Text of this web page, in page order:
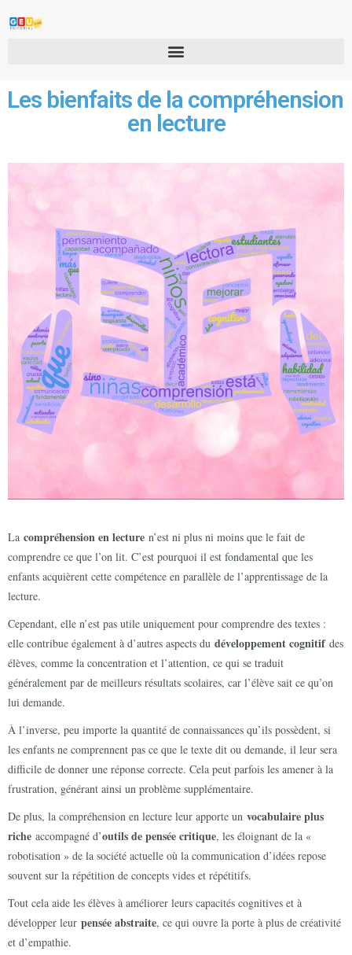
Les bienfaits de la compréhension
en lecture
La compréhension en lecture n’est ni plus ni moins que le fait de
comprendre ce que l’on lit. C’est pourquoi il est fondamental que les
enfants acquièrent cette compétence en parallèle de l’apprentissage de la
lecture.
Cependant, elle n’est pas utile uniquement pour comprendre des textes :
elle contribue également à d’autres aspects du développement cognitifdes
élèves, comme la concentration et l’attention, ce qui se traduit
généralement par de meilleurs résultats scolaires, car l’élève sait ce qu’on
lui demande.
À l’inverse, peu importe la quantité de connaissances qu’ils possèdent, si
les enfants ne comprennent pas ce que le texte dit ou demande, il leur sera
difficile de donner une réponse correcte. Cela peut parfois les amener à la
frustration, générant ainsi un problème supplémentaire.
De plus, la compréhension en lecture leur apporte un vocabulaire plus
riche accompagné d’outils de pensée critique, les éloignant de la «
robotisation » de la société actuelle où la communication d’idées repose
souvent sur la répétition de concepts vides et répétitifs.
Tout cela aide les élèves à améliorer leurs capacités cognitives et à
développer leur pensée abstraite, ce qui ouvre la porte à plus de créativité
et d’empathie.